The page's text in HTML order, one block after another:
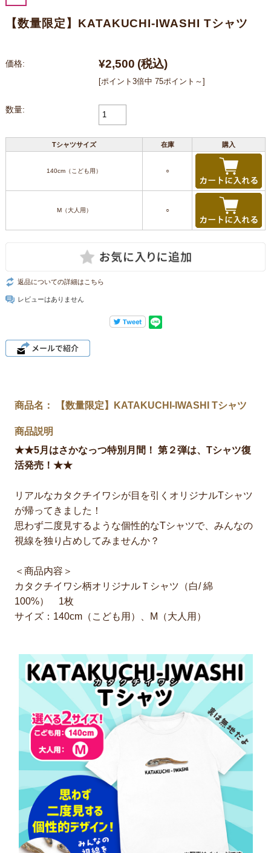
【数量限定】KATAKUCHI-IWASHI Tシャツ
価格: ¥2,500 (税込)
[ポイント3倍中 75ポイント～]
数量:
Tシャツサイズ 在庫 購入
140cm（こども用） ○
M（大人用） ○
返品についての詳細はこちら
レビューはありません
商品名： 【数量限定】KATAKUCHI-IWASHI Tシャツ
商品説明
★★5月はさかなっつ特別月間！ 第２弾は、Tシャツ復
活発売！★★
リアルなカタクチイワシが目を引くオリジナルTシャツ
が帰ってきました！
思わず二度見するような個性的なTシャツで、みんなの
視線を独り占めしてみませんか？
＜商品内容＞
カタクチイワシ柄オリジナルＴシャツ（白/ 綿
100%） 1枚
サイズ：140cm（こども用）、M（大人用）